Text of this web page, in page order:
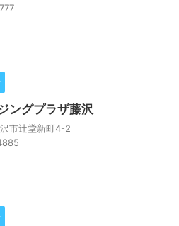
ングプラザ藤沢
市辻堂新町4-2